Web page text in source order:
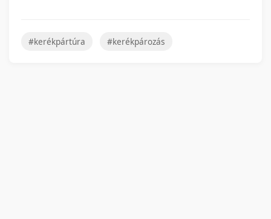
#kerékpártúra #kerékpározás